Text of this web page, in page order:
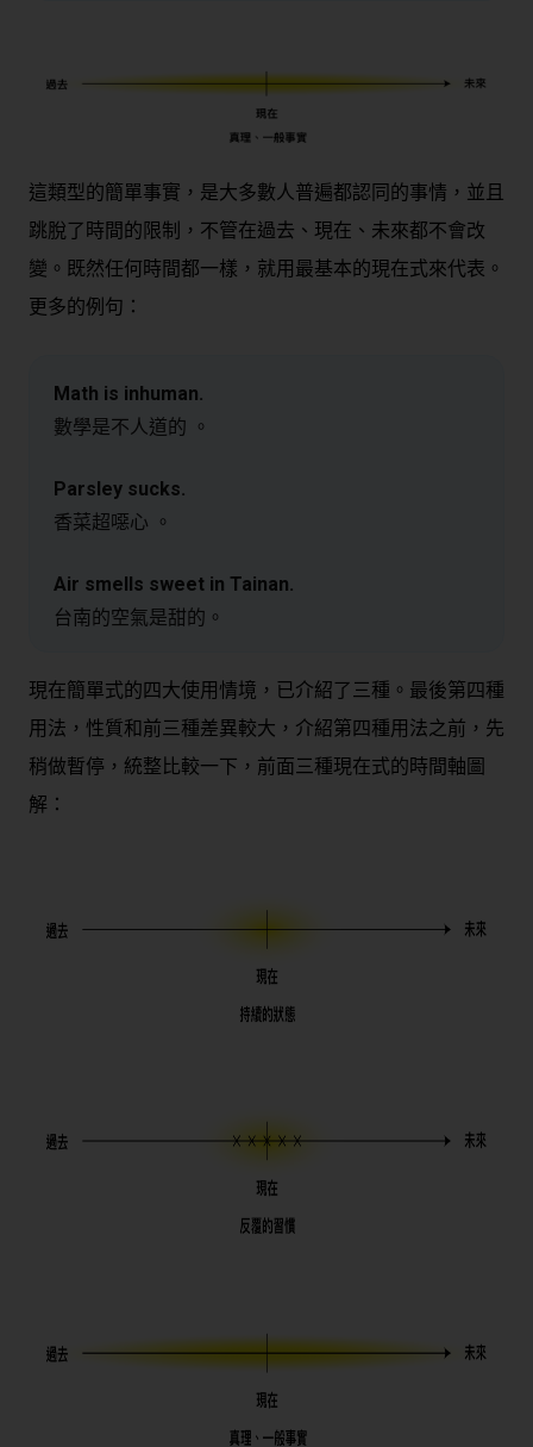
這類型的簡單事實，是大多數人普遍都認同的事情，並且
跳脫了時間的限制，不管在過去、現在、未來都不會改
變。既然任何時間都一樣，就用最基本的現在式來代表。
更多的例句：
Math is inhuman.
數學是不人道的 。
Parsley sucks.
香菜超噁心 。
Air smells sweet in Tainan.
台南的空氣是甜的。
現在簡單式的四大使用情境，已介紹了三種。最後第四種
用法，性質和前三種差異較大，介紹第四種用法之前，先
稍做暫停，統整比較一下，前面三種現在式的時間軸圖
解：